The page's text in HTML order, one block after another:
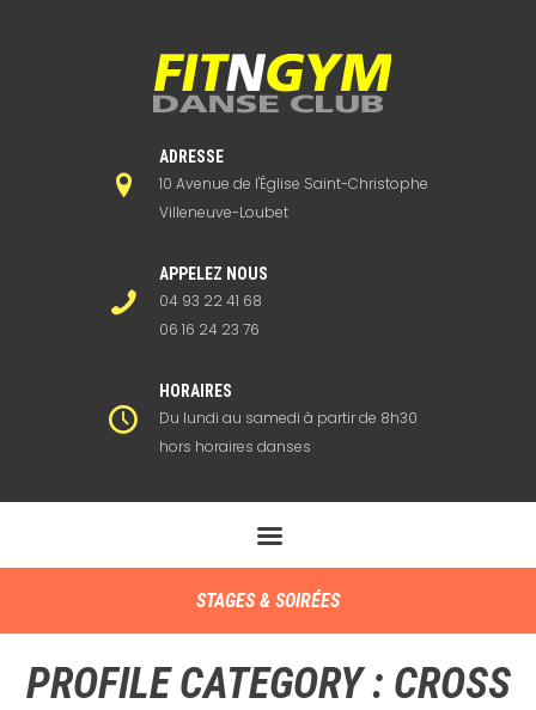
ADRESSE
10 Avenue de l'Église Saint-Christophe
Villeneuve-Loubet
APPELEZ NOUS
04 93 22 41 68
06 16 24 23 76
HORAIRES
Du lundi au samedi à partir de 8h30
hors horaires danses
STAGES & SOIRÉES
PROFILE CATEGORY : CROSS